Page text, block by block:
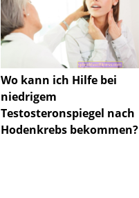
Wo kann ich Hilfe bei
niedrigem
Testosteronspiegel nach
Hodenkrebs bekommen?